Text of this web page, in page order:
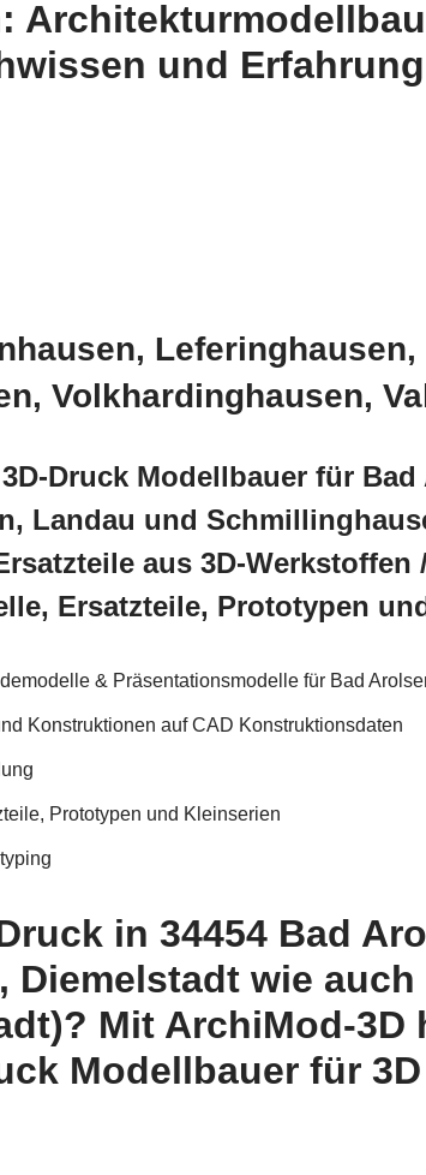
und
Volkhardinghausen,
Druck Modellbauer für
Landau und
aus 3D-
Ersatzteile, Prototypen
& Präsentationsmodelle für Bad
Konstruktionen auf CAD Konstruktionsdaten
Prototypen und Kleinserien
in 34454 Bad
wie
Mit ArchiMod-3D
Modellbauer für